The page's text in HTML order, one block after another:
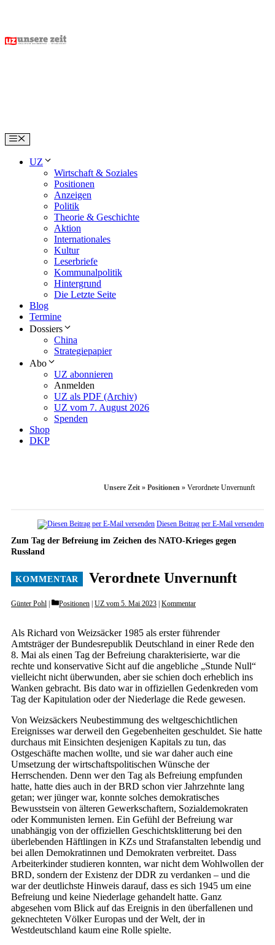
content
Menu
UZ
Wirtschaft & Soziales
Positionen
Anzeigen
Politik
Theorie & Geschichte
Aktion
Internationales
Kultur
Leserbriefe
Kommunalpolitik
Hintergrund
Die Letzte Seite
Blog
Termine
Dossiers
China
Strategiepapier
Abo
UZ abonnieren
Anmelden
UZ als PDF (Archiv)
UZ vom 7. August 2026
Spenden
Shop
DKP
Unsere Zeit » Positionen » Verordnete Unvernunft
Diesen Beitrag per E-Mail versenden
Zum Tag der Befreiung im Zeichen des NATO-Krieges gegen
Russland
Verordnete Unvernunft
Günter Pohl Categories
Positionen UZ vom 5. Mai 2023 Kommentar
Als Richard von Weizsäcker 1985 als erster führender
Amtsträger der Bundesrepublik Deutschland in einer Rede den
8. Mai als einen Tag der Befreiung charakterisierte, war die
rechte und konservative Sicht auf die angebliche „Stunde Null“
vielleicht nicht überwunden, aber sie schien doch erheblich ins
Wanken gebracht. Bis dato war in offiziellen Gedenkreden vom
Tag der Kapitulation oder der Niederlage die Rede gewesen.
Von Weizsäckers Neubestimmung des weltgeschichtlichen
Ereignisses war derweil den Gegebenheiten geschuldet. Sie hatte
durchaus mit Einsichten desjenigen Kapitals zu tun, das
Ostgeschäfte machen wollte, und sie war daher auch eine
Umsetzung der wirtschaftspolitischen Wünsche der
Herrschenden. Denn wer den Tag als Befreiung empfunden
hatte, hatte dies auch in der BRD schon vier Jahrzehnte lang
getan; wer jünger war, konnte solches demokratisches
Bewusstsein von älteren Gewerkschaftern, Sozialdemokraten
oder Kommunisten lernen. Ein Gefühl der Befreiung war
unabhängig von der offiziellen Geschichtsklitterung bei den
überlebenden Häftlingen in KZs und Strafanstalten lebendig und
bei allen Demokratinnen und Demokraten verbreitet. Dass
Arbeiterkinder studieren konnten, war nicht dem Wohlwollen der
BRD, sondern der Existenz der DDR zu verdanken – und die
war der deutlichste Hinweis darauf, dass es sich 1945 um eine
Befreiung und keine Niederlage gehandelt hatte. Ganz
abgesehen vom Blick auf das Ereignis in den überfallenen und
geknechteten Völker Europas und der Welt, der in
Westdeutschland kaum eine Rolle spielte.